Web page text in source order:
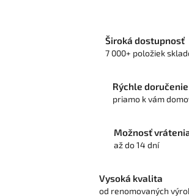
Široká dostupnosť
7 000+ položiek
Rýchle doručenie
priamo k vám
Možnosť
až do 14 dní
Vysoká kvalita
od renomovaných